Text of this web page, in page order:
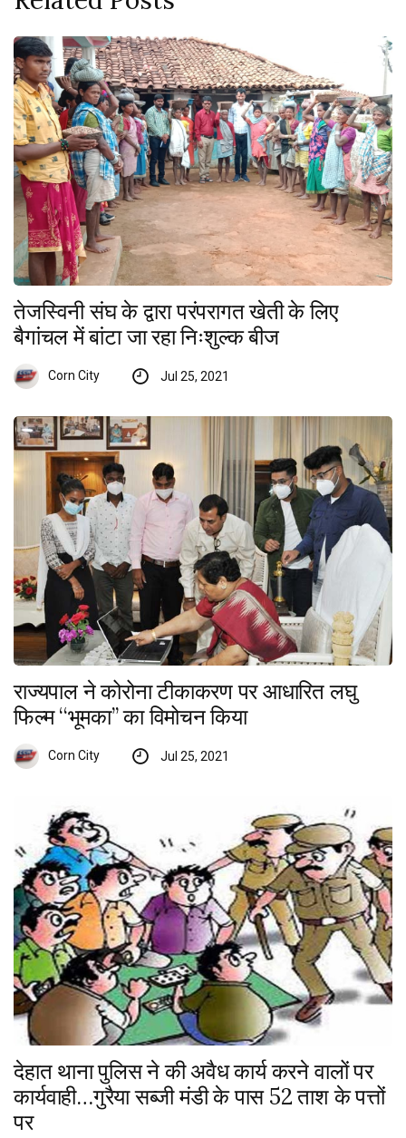
तेजस्विनी संघ के द्वारा परंपरागत खेती के लिए
बैगांचल में बांटा जा रहा निःशुल्क बीज
Corn City Jul 25, 2021
राज्यपाल ने कोरोना टीकाकरण पर आधारित लघु
फिल्म ‘‘भूमका’’ का विमोचन किया
Corn City Jul 25, 2021
देहात थाना पुलिस ने की अवैध कार्य करने वालों पर
कार्यवाही…गुरैया सब्जी मंडी के पास 52 ताश के पत्तों
पर